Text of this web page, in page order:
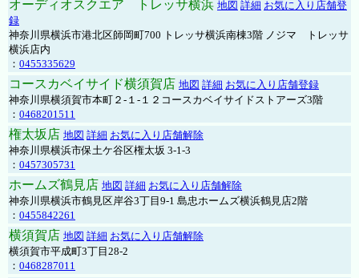
オーディオスクエア トレッサ横浜 地図 詳細 お気に入り店舗登
録
神奈川県横浜市港北区師岡町700 トレッサ横浜南棟3階 ノジマ トレッサ
横浜店内
： 0455335629
コースカベイサイド横須賀店 地図 詳細 お気に入り店舗登録
神奈川県横須賀市本町２-１-１２コースカベイサイドストアーズ3階
： 0468201511
権太坂店 地図 詳細 お気に入り店舗解除
神奈川県横浜市保土ケ谷区権太坂 3-1-3
： 0457305731
ホームズ鶴見店 地図 詳細 お気に入り店舗解除
神奈川県横浜市鶴見区岸谷3丁目9-1 島忠ホームズ横浜鶴見店2階
： 0455842261
横須賀店 地図 詳細 お気に入り店舗解除
横須賀市平成町3丁目28-2
： 0468287011